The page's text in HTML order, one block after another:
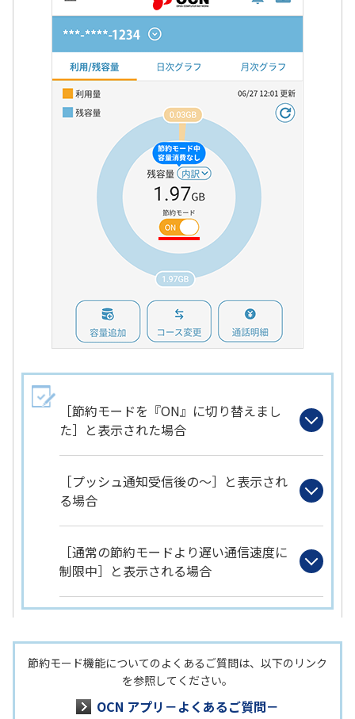
［節約モードを『ON』に切り替えまし
た］と表示された場合
［プッシュ通知受信後の～］と表示され
る場合
［通常の節約モードより遅い通信速度に
制限中］と表示される場合
節約モード機能についてのよくあるご質問は、以下のリンク
を参照してください。
OCN アプリ－よくあるご質問－